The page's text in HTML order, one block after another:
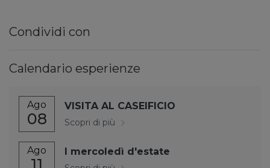
Condividi con
Calendario esperienze
Ago
08
VISITA AL CASEIFICIO
Scopri di più
Ago I mercoledì d'estate